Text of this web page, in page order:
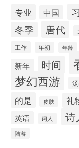
专业 中国
冬季 唐代
工作 年初 年龄
新年 时间
梦幻西游
的是 皮肤 礼
英语 词人 诗
陆游